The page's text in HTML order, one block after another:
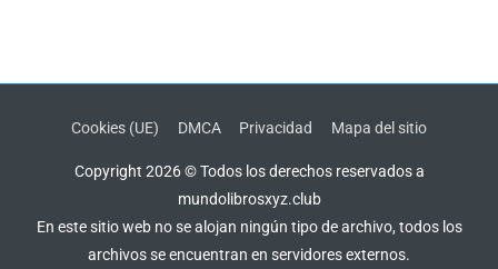
Cookies (UE) DMCA Privacidad Mapa del sitio
Copyright 2026 © Todos los derechos reservados a
mundolibrosxyz.club
En este sitio web no se alojan ningún tipo de archivo, todos los
archivos se encuentran en servidores externos.